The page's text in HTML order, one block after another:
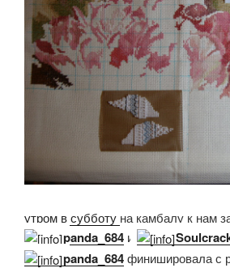
утром в субботу на камбалу к нам
panda_684 и
panda_684финишировала с